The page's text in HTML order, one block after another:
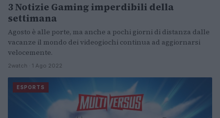
3 Notizie Gaming imperdibili della
settimana
Agosto è alle porte, ma anche a pochi giorni di distanza dalle
vacanze il mondo dei videogiochi continua ad aggiornarsi
velocemente.
2watch · 1 Ago 2022
ESPORTS